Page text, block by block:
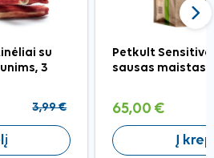
su
3
3,99 €
Petkult
sausas maistas
65,00 €
Į